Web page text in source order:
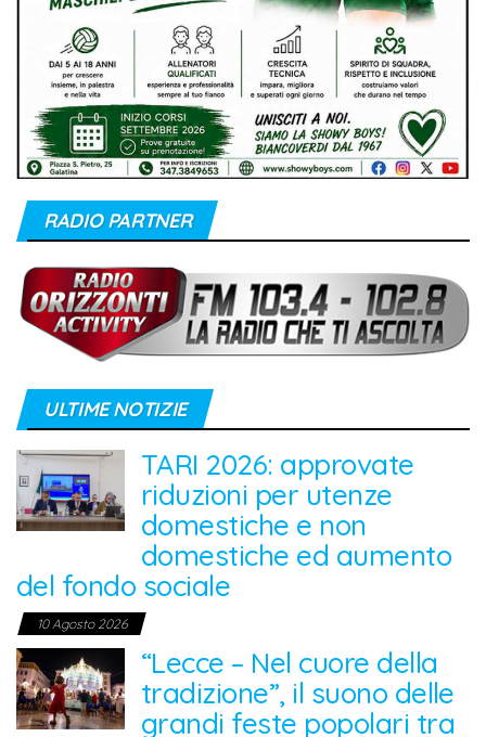
RADIO PARTNER
ULTIME NOTIZIE
TARI 2026: approvate
riduzioni per utenze
domestiche e non
domestiche ed aumento
del fondo sociale
10 Agosto 2026
“Lecce – Nel cuore della
tradizione”, il suono delle
grandi feste popolari tra